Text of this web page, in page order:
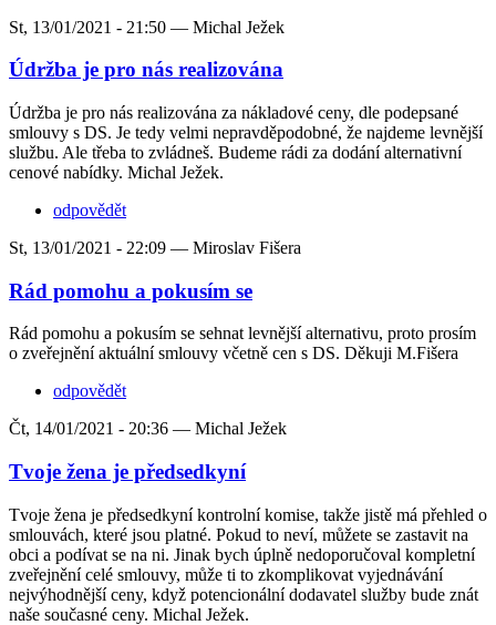
St, 13/01/2021 - 21:50 — Michal Ježek
Údržba je pro nás realizována
Údržba je pro nás realizována za nákladové ceny, dle podepsané
smlouvy s DS. Je tedy velmi nepravděpodobné, že najdeme levnější
službu. Ale třeba to zvládneš. Budeme rádi za dodání alternativní
cenové nabídky. Michal Ježek.
odpovědět
St, 13/01/2021 - 22:09 — Miroslav Fišera
Rád pomohu a pokusím se
Rád pomohu a pokusím se sehnat levnější alternativu, proto prosím
o zveřejnění aktuální smlouvy včetně cen s DS. Děkuji M.Fišera
odpovědět
Čt, 14/01/2021 - 20:36 — Michal Ježek
Tvoje žena je předsedkyní
Tvoje žena je předsedkyní kontrolní komise, takže jistě má přehled o
smlouvách, které jsou platné. Pokud to neví, můžete se zastavit na
obci a podívat se na ni. Jinak bych úplně nedoporučoval kompletní
zveřejnění celé smlouvy, může ti to zkomplikovat vyjednávání
nejvýhodnější ceny, když potencionální dodavatel služby bude znát
naše současné ceny. Michal Ježek.